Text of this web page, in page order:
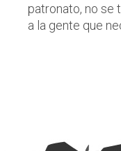
patronato, no se
a la gente que